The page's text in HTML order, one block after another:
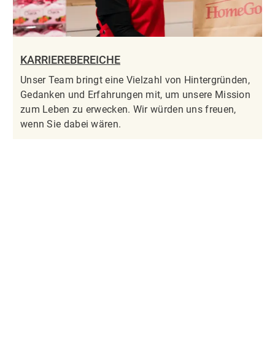
KARRIEREBEREICHE
Unser Team bringt eine Vielzahl von Hintergründen,
Gedanken und Erfahrungen mit, um unsere Mission
zum Leben zu erwecken. Wir würden uns freuen,
wenn Sie dabei wären.